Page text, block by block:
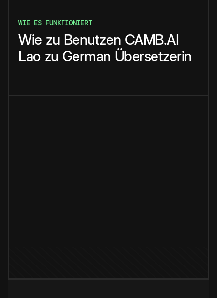
WIE ES FUNKTIONIERT
Wie zu Benutzen CAMB.AI
Lao zu German Übersetzerin